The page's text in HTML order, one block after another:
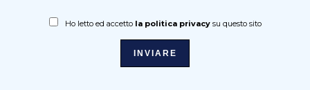
Ho letto ed accetto la politica privacysu questo sito
INVIARE